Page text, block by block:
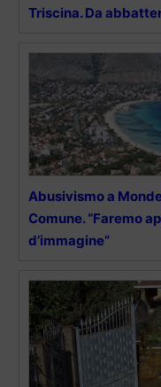
Triscina. Da
Abusivismo a
Comune. “Faremo
d’immagine”